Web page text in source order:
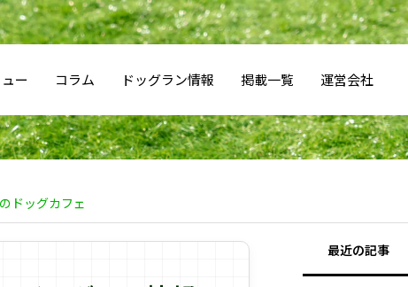
ー コラム ドッグラン情報 掲載一覧 運営会社
ドッグカフェ
最近の記事